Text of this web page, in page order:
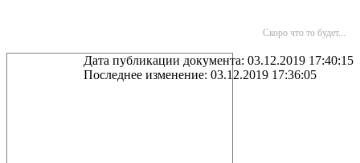
Скоро что то будет...
Дата публикации документа: 03.12.2019 17:40:15
Последнее изменение: 03.12.2019 17:36:05